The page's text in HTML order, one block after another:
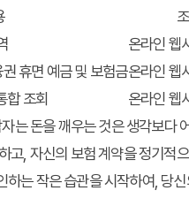
온라인 웹
휴면 예금 및 보험금온라인 웹
합 조회
온라인 웹
는 돈을 깨우는 것은 생각보다
고, 자신의 보험 계약을 정기적
는 작은 습관을 시작하여, 당